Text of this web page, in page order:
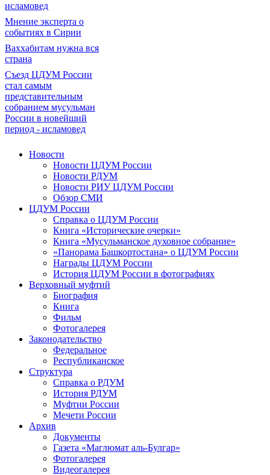
исламовед
Мнение эксперта о
событиях в Сирии
Ваххабитам нужна вся
страна
Съезд ЦДУМ России
стал самым
представительным
собранием мусульман
России в новейший
период - исламовед
Новости
Новости ЦДУМ России
Новости РДУМ
Новости РИУ ЦДУМ России
Обзор СМИ
ЦДУМ России
Справка о ЦДУМ России
Книга «Исторические очерки»
Книга «Мусульманское духовное собрание»
«Панорама Башкортостана» о ЦДУМ России
Награды ЦДУМ России
История ЦДУМ России в фотографиях
Верховный муфтий
Биография
Книга
Фильм
Фотогалерея
Законодательство
Федеральное
Республиканское
Структура
Справка о РДУМ
История РДУМ
Муфтии России
Мечети России
Архив
Документы
Газета «Маглюмат аль-Булгар»
Фотогалерея
Видеогалерея